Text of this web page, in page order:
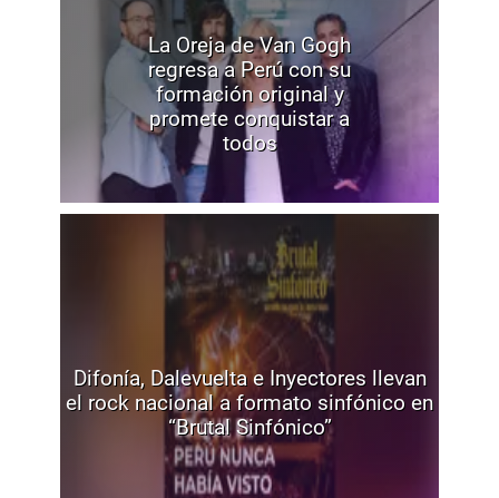
La Oreja de Van Gogh
regresa a Perú con su
formación original y
promete conquistar a
todos
Difonía, Dalevuelta e Inyectores llevan
el rock nacional a formato sinfónico en
“Brutal Sinfónico”